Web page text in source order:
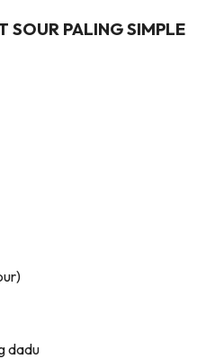
SOUR PALING SIMPLE
dadu